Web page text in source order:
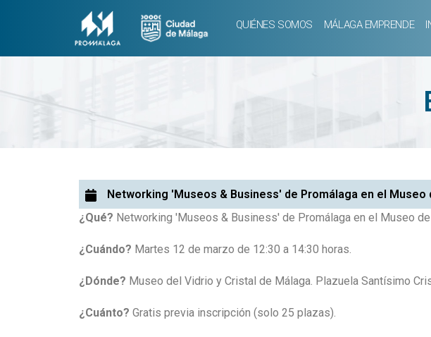
QUIÉNES SOMOS MÁLAGA EMPRENDE
Networking 'Museos & Business' de Promálaga en el Museo
¿Qué? Networking 'Museos & Business' de Promálaga en el Museo
¿Cuándo? Martes 12 de marzo de 12:30 a 14:30 horas.
¿Dónde? Museo del Vidrio y Cristal de Málaga. Plazuela Santísimo
¿Cuánto? Gratis previa inscripción (solo 25 plazas).